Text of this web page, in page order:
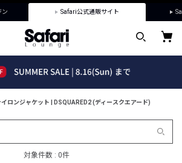
ン Safari公式通販サイト
ロンジャケット | DSQUARED2 (ディースクエアード)
対象件数 : 0件